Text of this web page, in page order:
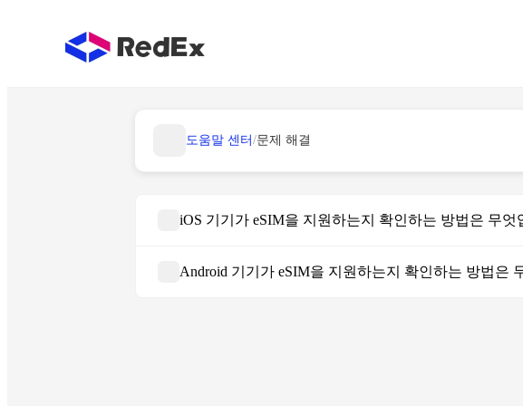
도움말 센터 /문제 해결
iOS 기기가 eSIM을 지원하는지 확인하는 방법은 무엇
Android 기기가 eSIM을 지원하는지 확인하는 방법은